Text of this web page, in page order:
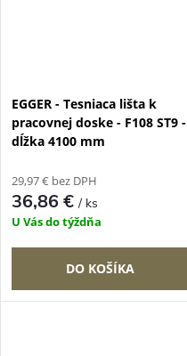
EGGER - Tesniaca lišta k
pracovnej doske - F108 ST9 -
dĺžka 4100 mm
29,97 € bez DPH
36,86 €/ ks
U Vás do týždňa
DO KOŠÍKA